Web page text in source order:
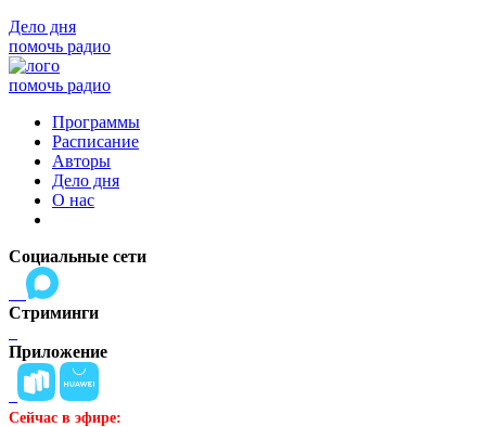
Дело дня
помочь радио
помочь радио
Программы
Расписание
Авторы
Дело дня
О нас
Социальные сети
Стриминги
Приложение
Сейчас в эфире: